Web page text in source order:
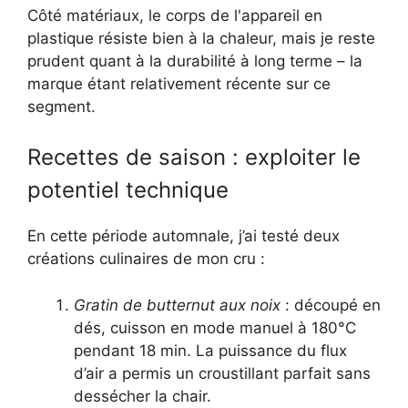
Côté matériaux, le corps de l'appareil en
plastique résiste bien à la chaleur, mais je reste
prudent quant à la durabilité à long terme – la
marque étant relativement récente sur ce
segment.
Recettes de saison : exploiter le
potentiel technique
En cette période automnale, j’ai testé deux
créations culinaires de mon cru :
Gratin de butternut aux noix : découpé en
dés, cuisson en mode manuel à 180°C
pendant 18 min. La puissance du flux
d’air a permis un croustillant parfait sans
dessécher la chair.